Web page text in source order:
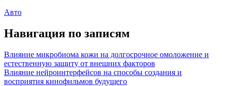
Авто
Навигация по записям
Влияние микробиома кожи на долгосрочное омоложение и
естественную защиту от внешних факторов
Влияние нейроинтерфейсов на способы создания и
восприятия кинофильмов будущего